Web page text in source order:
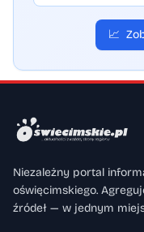
📈
Niezależny portal
oświęcimskiego.
źródeł — w jednym